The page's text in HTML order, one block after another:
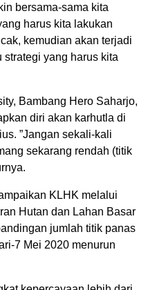
bersama-sama kita
harus kita lakukan
kemudian akan terjadi
strategi yang harus kita
Bambang Hero Saharjo,
diri akan karhutla di
”Jangan sekali-kali
sekarang rendah (titik
KLHK melalui
Hutan dan Lahan Basar
jumlah titik panas
7 Mei 2020 menurun